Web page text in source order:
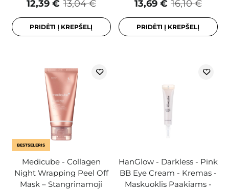
13,04 €
12,39 €
PRIDĖTI Į KREPŠELĮ
16,10 €
13,69 €
PRIDĖTI Į KREPŠELĮ
BESTSELERIS
Medicube - Collagen
Night Wrapping Peel Off
Mask – Stangrinamoji
HanGlow - Darkless - Pink
BB Eye Cream - Kremas -
Maskuoklis Paakiams -